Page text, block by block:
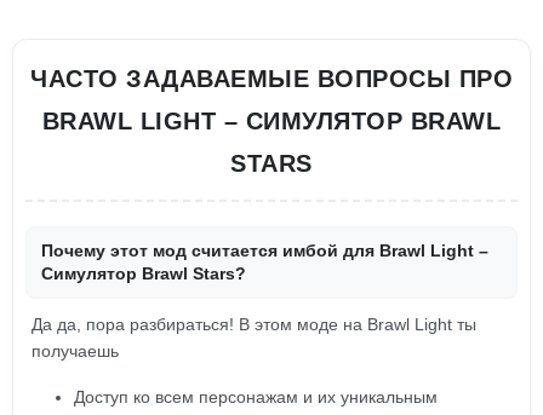
ЧАСТО ЗАДАВАЕМЫЕ ВОПРОСЫ ПРО
BRAWL LIGHT – СИМУЛЯТОР BRAWL
STARS
Почему этот мод считается имбой для Brawl Light –
Симулятор Brawl Stars?
Да да, пора разбираться! В этом моде на Brawl Light ты
получаешь
Доступ ко всем персонажам и их уникальным